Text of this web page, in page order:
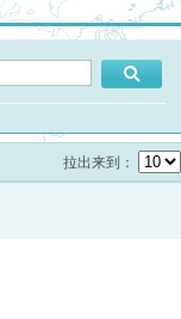
拉出来到：